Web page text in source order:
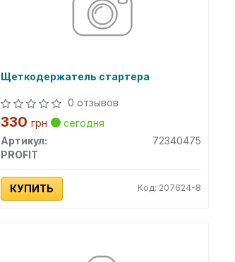
Щеткодержатель стартера
0 отзывов
330грн
сегодня
Артикул:
72340475
PROFIT
КУПИТЬ Код: 207624-8